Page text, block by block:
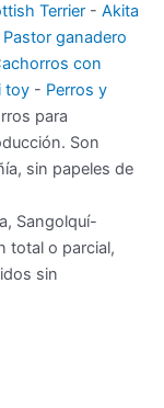
Terrier - Akita
Pastor ganadero
con
toy - Perros y
para
Son
sin papeles de
Sangolquí-
total o parcial,
sin